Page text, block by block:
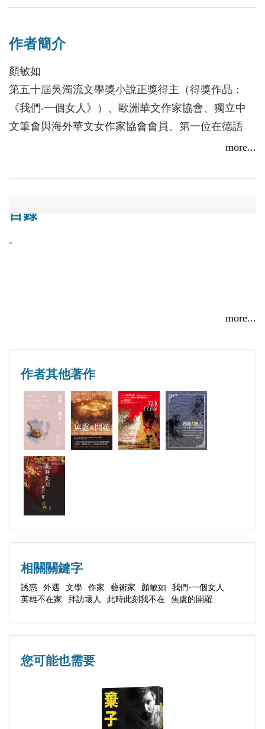
自己的誘惑？自己的譴責？／顏敏如
2026/04/02
在一個駐地寫作的機會裡，已步入老境的連昊天不可
天主教徒連昊天有著太多的掙扎，也深陷自我背叛的
恐懼漩渦之中。
「不要讓我陷於誘惑，不要讓我陷於誘惑，不要讓我
陷於誘惑……」
到知心、知情、知意的滿足──直到依第意外懷孕。
係，她也要保有肚裡的孩子。
一片厚厚的白簾子，幾乎什麼也看不見。突然似乎是
狂暴的風雨中，連昊天祈求著天主的垂憐……
作者簡介
顏敏如
第五十屆吳濁流文學獎小說正獎得主（得獎作品：
《我們‧一個女人》）、歐洲華文作家協會、獨立中
文筆會與海外華文女作家協會會員。第一位在德語
《新蘇黎世日報》（Neue Zürcher Zeitung）發表文章
（Château de Lavigny）國際作家屋駐留寫作的臺灣
臺灣人。曾任《瑞士僑訊》編輯，曾為《中國時報》
more...
目錄
-
more...
作者其他著作
相關關鍵字
誘惑 外遇 文學 作家 藝術家 顏敏如
我們‧一個女人
英雄不在家
拜訪壞人 此時此刻我不在 焦慮的開羅
您可能也需要